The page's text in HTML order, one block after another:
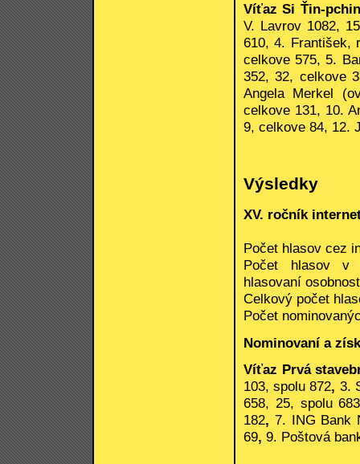
Víťaz Si Ťin-
V. Lavrov 1082,
610, 4. František,
celkove 575, 5.
352, 32, celkove
Angela Merkel
celkove 131, 10.
9, celkove 84, 12.
Výsledky
XV. ročník
Počet hlasov cez
Počet hlasov v
hlasovaní
Celkový počet
Počet
Nominovaní a
Víťaz Prvá
103, spolu 872, 3.
658, 25, spolu 683
182, 7. ING Bank
69, 9. Poštová